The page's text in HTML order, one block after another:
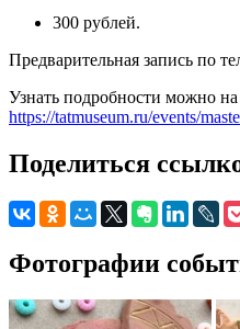
300 рублей.
Предварительная запись по
Узнать подробности можно на
https://tatmuseum.ru/events/
Поделиться
Фотографии